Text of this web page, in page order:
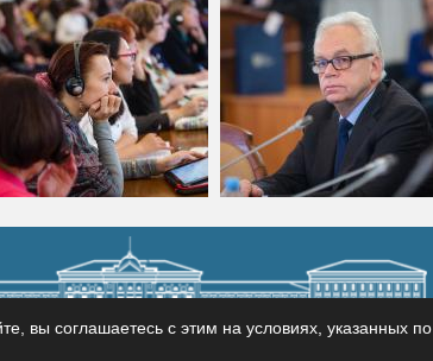
вы соглашаетесь с этим на условиях, указанных по